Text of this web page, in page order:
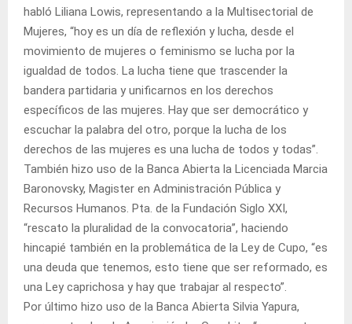
habló Liliana Lowis, representando a la Multisectorial de
Mujeres, “hoy es un día de reflexión y lucha, desde el
movimiento de mujeres o feminismo se lucha por la
igualdad de todos. La lucha tiene que trascender la
bandera partidaria y unificarnos en los derechos
específicos de las mujeres. Hay que ser democrático y
escuchar la palabra del otro, porque la lucha de los
derechos de las mujeres es una lucha de todos y todas”.
También hizo uso de la Banca Abierta la Licenciada Marcia
Baronovsky, Magister en Administración Pública y
Recursos Humanos. Pta. de la Fundación Siglo XXI,
“rescato la pluralidad de la convocatoria”, haciendo
hincapié también en la problemática de la Ley de Cupo, “es
una deuda que tenemos, esto tiene que ser reformado, es
una Ley caprichosa y hay que trabajar al respecto”.
Por último hizo uso de la Banca Abierta Silvia Yapura,